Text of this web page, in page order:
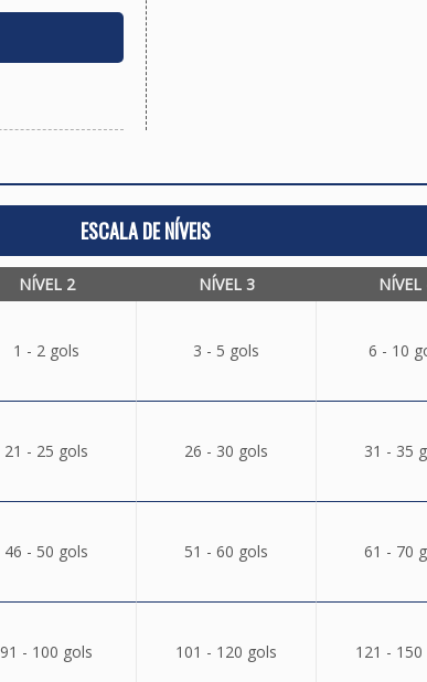
ESCALA DE NÍVEIS
NÍVEL 2 NÍVEL 3 NÍVEL
1 - 2 gols 3 - 5 gols 6 - 10
21 - 25 gols 26 - 30 gols 31 - 35
46 - 50 gols 51 - 60 gols 61 - 70
91 - 100 gols 101 - 120 gols 121 - 150